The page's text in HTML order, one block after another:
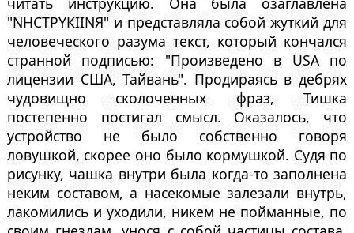
"NНСТРYКIINЯ" и представляла собой жуткий для
человеческого разума текст, который кончался
странной подписью: "Произведено в USA по
лицензии CША, Тайвань". Продираясь в дебрях
чудовищно сколоченных фраз, Тишка
постепенно постигал смысл. Оказалось, что
устройство не было собственно говоря
ловушкой, скорее оно было кормушкой. Судя по
рисунку, чашка внутри была когда-то заполнена
неким составом, а насекомые залезали внутрь,
лакомились и уходили, никем не пойманные, по